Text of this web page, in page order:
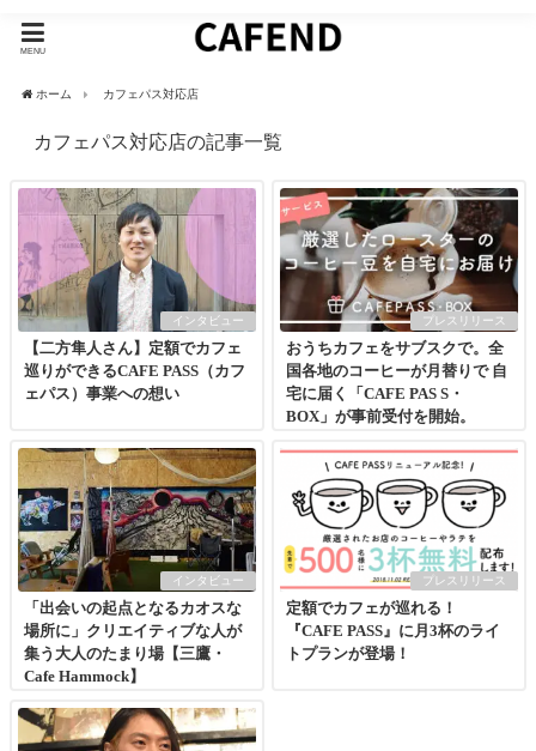
MENU
ホーム カフェパス対応店
カフェパス対応店の記事一覧
インタビュー
【二方隼人さん】定額でカフェ
巡りができるCAFE PASS（カフ
ェパス）事業への想い
プレスリリース
おうちカフェをサブスクで。全
国各地のコーヒーが⽉替りで ⾃
宅に届く「CAFE PAS S・
BOX」が事前受付を開始。
インタビュー
「出会いの起点となるカオスな
場所に」クリエイティブな人が
集う大人のたまり場【三鷹・
Cafe Hammock】
プレスリリース
定額でカフェが巡れる！
『CAFE PASS』に月3杯のライ
トプランが登場！